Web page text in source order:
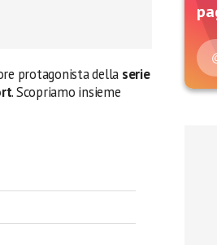
protagonista della serie
. Scopriamo insieme